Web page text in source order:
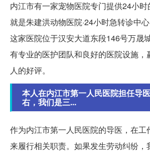
内江市有一家宠物医院专门提供24小
就是朱建洪动物医院·24小时急转诊中心
这家医院位于汉安大道东段146号万晟
有专业的医护团队和良好的医院设施，
人的好评。
本人在内江市第一人民医院担任导
右，我们是三...
作为内江市第一人民医院的导医，在工
来履行相关职责。如果发生劳动纠纷，